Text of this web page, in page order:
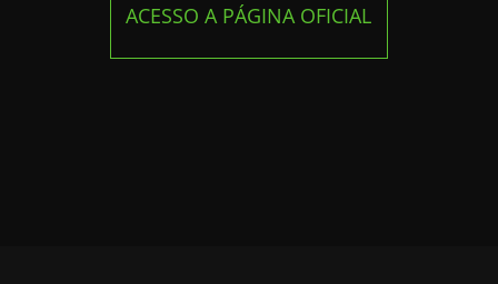
ACESSO A PÁGINA OFICIAL